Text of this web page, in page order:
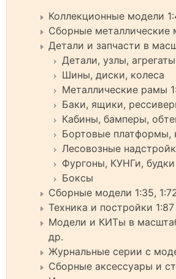
Коллекционные модели
Сборные металлические
Детали и запчасти в
Детали, узлы, агрегаты
Шины, диски, колеса
Металлические рамы
Баки, ящики,
Кабины, бамперы,
Бортовые платформы,
Лесовозные
Фургоны, КУНГи, будки
Боксы
Сборные модели 1:35,
Техника и постройки
Модели и КИТы в
др.
Журнальные серии с
Сборные аксессуары и